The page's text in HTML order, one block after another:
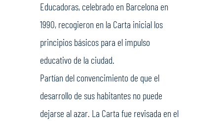
Educadoras, celebrado en Barcelona en
1990, recogieron en la Carta inicial los
principios básicos para el impulso
educativo de la ciudad.
Partían del convencimiento de que el
desarrollo de sus habitantes no puede
dejarse al azar. La Carta fue revisada en el